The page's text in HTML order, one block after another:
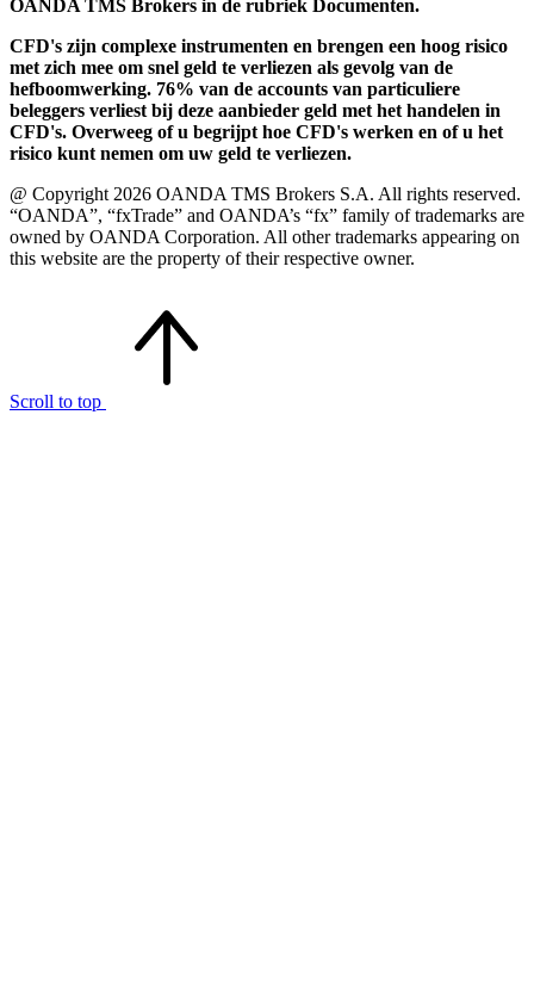
OANDA TMS Brokers in de rubriek Documenten.
CFD's zijn complexe instrumenten en brengen een hoog risico
met zich mee om snel geld te verliezen als gevolg van de
hefboomwerking. 76% van de accounts van particuliere
beleggers verliest bij deze aanbieder geld met het handelen in
CFD's. Overweeg of u begrijpt hoe CFD's werken en of u het
risico kunt nemen om uw geld te verliezen.
@ Copyright 2026 OANDA TMS Brokers S.A. All rights reserved.
“OANDA”, “fxTrade” and OANDA’s “fx” family of trademarks are
owned by OANDA Corporation. All other trademarks appearing on
this website are the property of their respective owner.
Scroll to top